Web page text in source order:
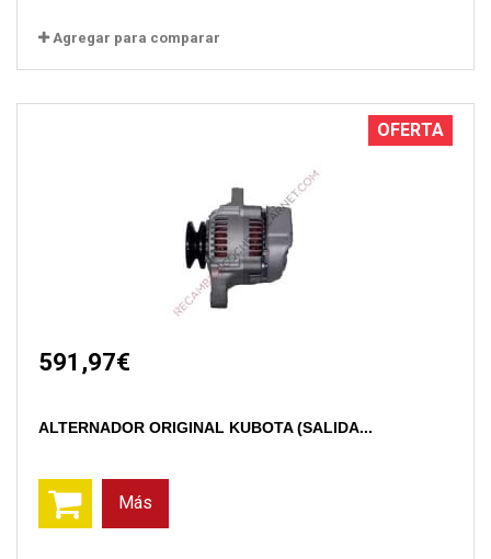
Agregar para comparar
OFERTA
591,97€
ALTERNADOR ORIGINAL KUBOTA (SALIDA...
Más